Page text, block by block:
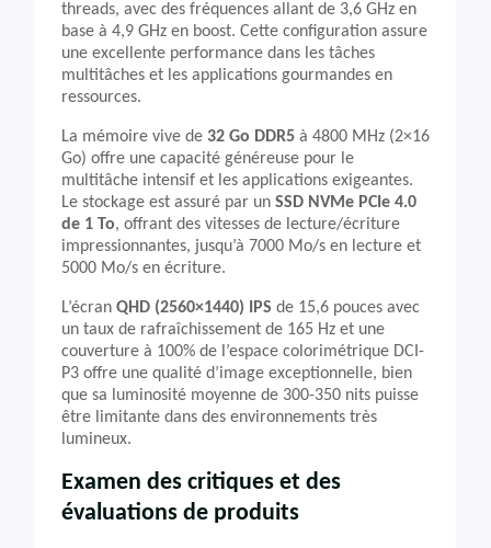
threads, avec des fréquences allant de 3,6 GHz en
base à 4,9 GHz en boost. Cette configuration assure
une excellente performance dans les tâches
multitâches et les applications gourmandes en
ressources.
La mémoire vive de 32 Go DDR5 à 4800 MHz (2×16
Go) offre une capacité généreuse pour le
multitâche intensif et les applications exigeantes.
Le stockage est assuré par un SSD NVMe PCIe 4.0
de 1 To, offrant des vitesses de lecture/écriture
impressionnantes, jusqu’à 7000 Mo/s en lecture et
5000 Mo/s en écriture.
L’écran QHD (2560×1440) IPS de 15,6 pouces avec
un taux de rafraîchissement de 165 Hz et une
couverture à 100% de l’espace colorimétrique DCI-
P3 offre une qualité d’image exceptionnelle, bien
que sa luminosité moyenne de 300-350 nits puisse
être limitante dans des environnements très
lumineux.
Examen des critiques et des
évaluations de produits